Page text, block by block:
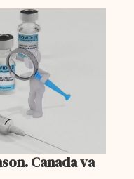
Canada va